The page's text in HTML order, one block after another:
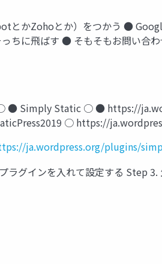
とかZohoとか）をつかう ●
ちに飛ばす ● そもそもお問い合
○ ● Simply Static ○ ● https://
○ https://
ja.wordpress.org/plugins/
ラグインを入れて設定する Step 3.